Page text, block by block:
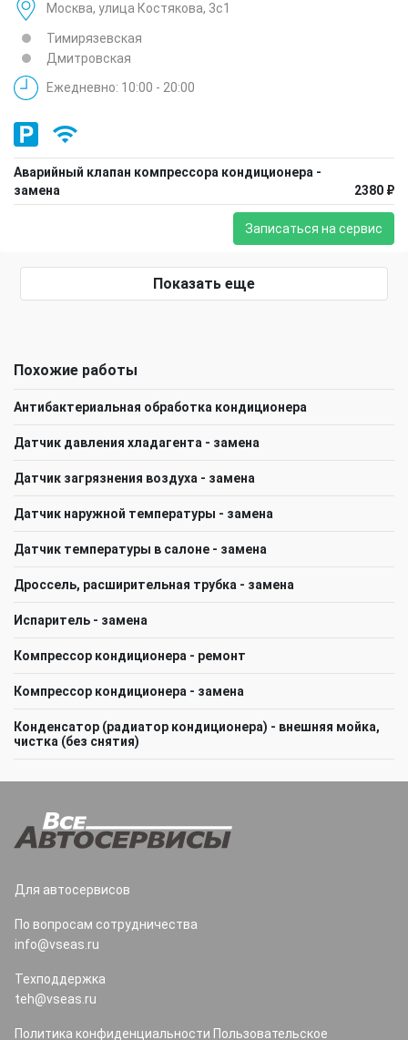
Москва, улица Костякова, 3с1
Тимирязевская
Дмитровская
Ежедневно: 10:00 - 20:00
Аварийный клапан компрессора кондиционера -
замена
2380 ₽
Записаться на сервис
Показать еще
Похожие работы
Антибактериальная обработка кондиционера
Датчик давления хладагента - замена
Датчик загрязнения воздуха - замена
Датчик наружной температуры - замена
Датчик температуры в салоне - замена
Дроссель, расширительная трубка - замена
Испаритель - замена
Компрессор кондиционера - ремонт
Компрессор кондиционера - замена
Конденсатор (радиатор кондиционера) - внешняя мойка,
чистка (без снятия)
Для автосервисов
По вопросам сотрудничества
info@vseas.ru
Техподдержка
teh@vseas.ru
Политика конфиденциальности Пользовательское